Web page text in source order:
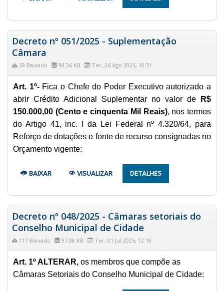
Decreto nº 051/2025 - Suplementação
Câmara
59 Baixado 98.36 KB Ter, 26 Ago 2025, 10:31
Art. 1º- Fica o Chefe do Poder Executivo autorizado a
abrir Crédito Adicional Suplementar no valor de
R$
150.000,00 (Cento e cinquenta Mil Reais), nos termos
do Artigo 41, inc. I da Lei Federal nº 4.320/64, para
Reforço de dotações e fonte de recurso consignadas no
Orçamento vigente:
BAIXAR VISUALIZAR DETALHES
Decreto nº 048/2025 - Câmaras setoriais do
Conselho Municipal de Cidade
117 Baixado 97.08 KB Ter, 01 Jul 2025, 12:18
Art. 1º ALTERAR, os membros que compõe as
Câmaras Setoriais do Conselho Municipal de Cidade: